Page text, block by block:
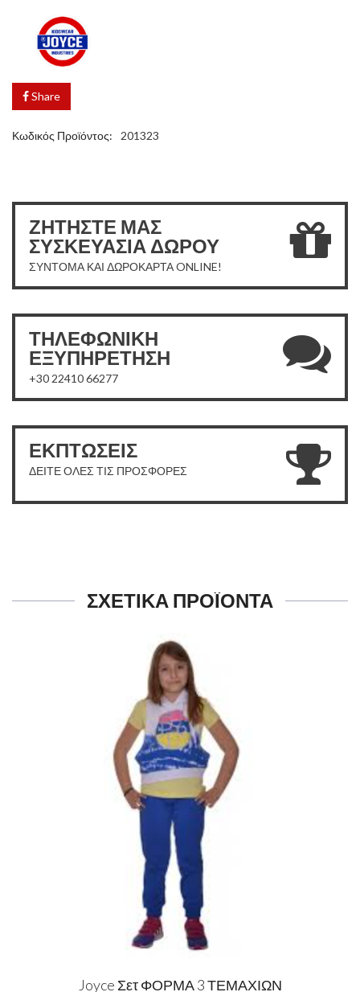
Share
Κωδικός Προϊόντος: 201323
ΖΗΤΗΣΤΕ ΜΑΣ
ΣΥΣΚΕΥΑΣΙΑ ΔΩΡΟΥ
ΣΥΝΤΟΜΑ ΚΑΙ ΔΩΡΟΚΑΡΤΑ ONLINE!
ΤΗΛΕΦΩΝΙΚΗ
ΕΞΥΠΗΡΕΤΗΣΗ
+30 22410 66277
ΕΚΠΤΩΣΕΙΣ
ΔΕΙΤΕ ΟΛΕΣ ΤΙΣ ΠΡΟΣΦΟΡΕΣ
ΣΧΕΤΙΚΑ ΠΡΟΪΟΝΤΑ
Joyce Σετ ΦΟΡΜΑ 3 ΤΕΜΑΧΙΩΝ